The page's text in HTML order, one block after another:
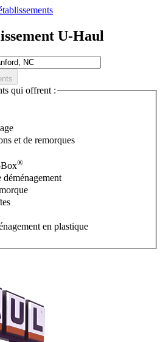
U-Haul
qui offrent :
et de remorques
®
déménagement
en plastique